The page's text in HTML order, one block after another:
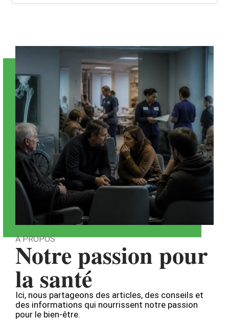
À PROPOS
Notre passion pour
la santé
Ici, nous partageons des articles, des conseils et
des informations qui nourrissent notre passion
pour le bien-être.